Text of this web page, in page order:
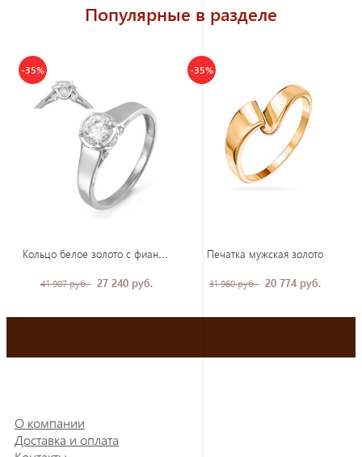
Популярные в разделе
-35%
41 907 руб. 27 240 руб.
-35%
Печатка мужская золото
31 960 руб. 20 774 руб.
О компании
Доставка и оплата